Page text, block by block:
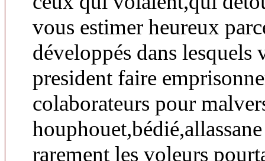
vous estimer heureux
développés dans lesquels
president faire
colaborateurs pour
rarement les voleurs